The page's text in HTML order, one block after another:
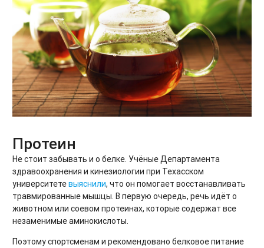
Протеин
Не стоит забывать и о белке. Учёные Департамента
здравоохранения и кинезиологии при Техасском
университетевыяснили, что он помогает восстанавливать
травмированные мышцы. В первую очередь, речь идёт о
животном или соевом протеинах, которые содержат все
незаменимые аминокислоты.
Поэтому спортсменам и рекомендовано белковое питание